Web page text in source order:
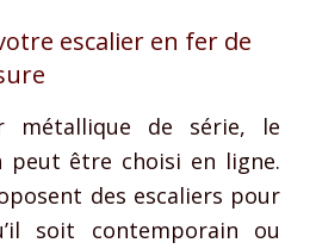
escalier en fer de
métallique de série, le
peut être choisi en ligne.
des escaliers pour
soit contemporain ou